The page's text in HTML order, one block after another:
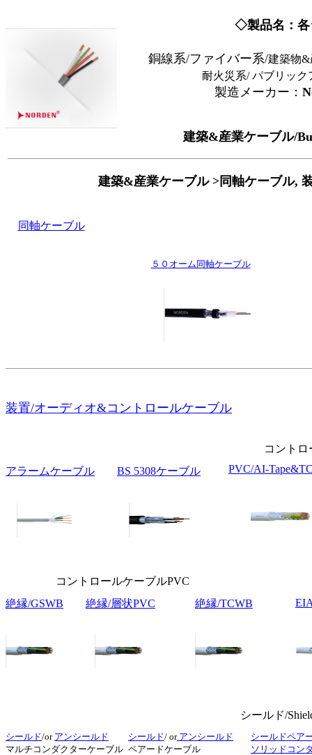
◇製品名：各
建築&産業ケーブル >同軸ケーブル,
絶縁/層状PVC
銅線系/ファイバー系/建築物&
耐火災系/ パブリック
製造メーカー：
建築&産業ケーブル/
同軸ケーブル
５０オーム同軸ケーブル
装置/オーディオ&コントロールケーブル
アラームケーブル BS 5308ケーブル
コント
絶縁/GSWB 絶縁/TCWB
PVC/AI-
コントロールケーブルPVC
シールド/or アンシールド
マルチコンダクターケーブル
シールド/ orアンシールド
ペアードケーブル
シールドペア
ソリッドコン
シールド/